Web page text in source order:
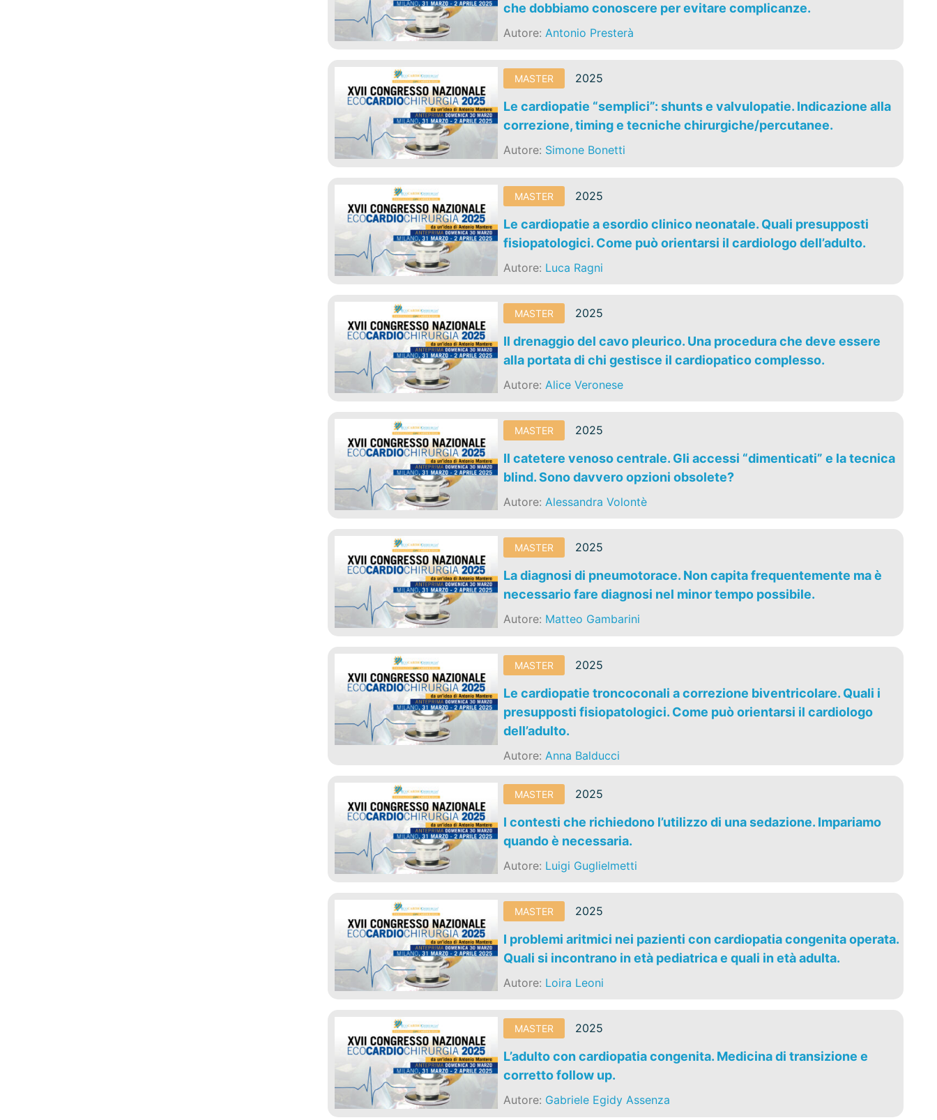
che dobbiamo conoscere per evitare complicanze.
Autore: Antonio Presterà
MASTER 2025
Le cardiopatie “semplici”: shunts e valvulopatie. Indicazione alla
correzione, timing e tecniche chirurgiche/percutanee.
Autore: Simone Bonetti
MASTER 2025
Le cardiopatie a esordio clinico neonatale. Quali presupposti
fisiopatologici. Come può orientarsi il cardiologo dell’adulto.
Autore: Luca Ragni
MASTER 2025
Il drenaggio del cavo pleurico. Una procedura che deve essere
alla portata di chi gestisce il cardiopatico complesso.
Autore: Alice Veronese
MASTER 2025
Il catetere venoso centrale. Gli accessi “dimenticati” e la tecnica
blind. Sono davvero opzioni obsolete?
Autore: Alessandra Volontè
MASTER 2025
La diagnosi di pneumotorace. Non capita frequentemente ma è
necessario fare diagnosi nel minor tempo possibile.
Autore: Matteo Gambarini
MASTER 2025
Le cardiopatie troncoconali a correzione biventricolare. Quali i
presupposti fisiopatologici. Come può orientarsi il cardiologo
dell’adulto.
Autore: Anna Balducci
MASTER 2025
I contesti che richiedono l’utilizzo di una sedazione. Impariamo
quando è necessaria.
Autore: Luigi Guglielmetti
MASTER 2025
I problemi aritmici nei pazienti con cardiopatia congenita operata.
Quali si incontrano in età pediatrica e quali in età adulta.
Autore: Loira Leoni
MASTER 2025
L’adulto con cardiopatia congenita. Medicina di transizione e
corretto follow up.
Autore: Gabriele Egidy Assenza